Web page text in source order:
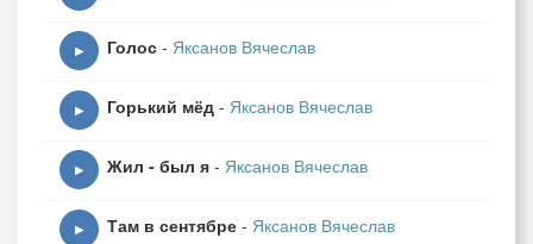
▶ Голос - Яксанов Вячеслав
▶ Горький мёд - Яксанов Вячеслав
▶ Жил - был я - Яксанов Вячеслав
▶ Там в сентябре - Яксанов Вячеслав